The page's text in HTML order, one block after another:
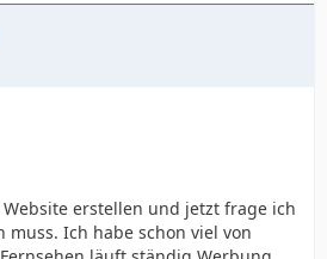
erstellen und jetzt frage ich
muss. Ich habe schon viel von